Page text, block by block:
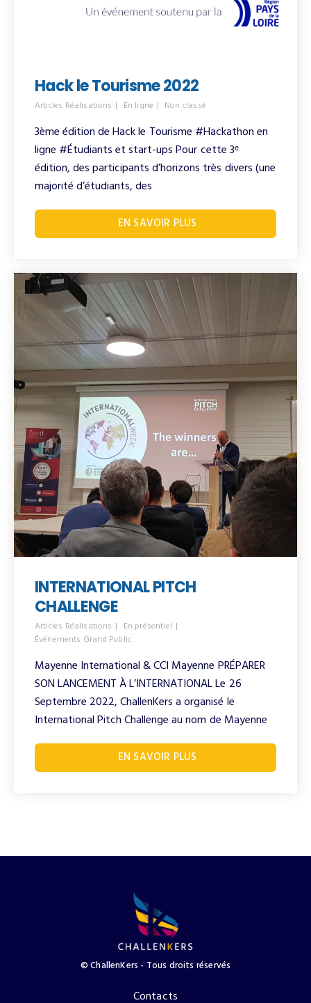
Hack le Tourisme 2022
Articles Réalisations En ligne Non classé
3ème édition de Hack le Tourisme #Hackathon en
ligne #Étudiants et start-ups​ Pour cette 3ᵉ
édition, des participants d’horizons très divers (une
majorité d’étudiants, des
EN SAVOIR PLUS
INTERNATIONAL PITCH
CHALLENGE
Articles Réalisations
En présentiel
Événements Grand Public
Mayenne International & CCI Mayenne PRÉPARER
SON LANCEMENT À L’INTERNATIONAL Le 26
Septembre 2022, ChallenKers a organisé le
International Pitch Challenge au nom de Mayenne
EN SAVOIR PLUS
© ChallenKers - Tous droits réservés​
Contacts